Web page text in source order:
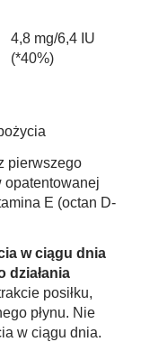
4,8 mg/6,4 IU
(*40%)
pierwszego
opatentowanej
E (octan D-
w ciągu dnia
działania
posiłku,
płynu. Nie
w ciągu dnia.